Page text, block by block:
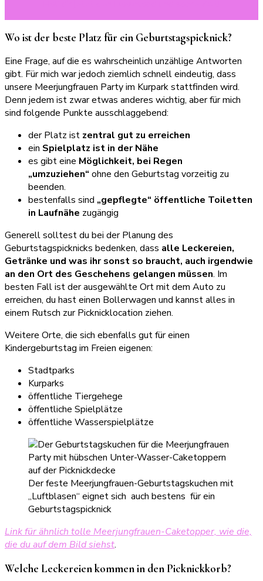
Wo ist der beste Platz für ein Geburtstagspicknick?
Eine Frage, auf die es wahrscheinlich unzählige Antworten
gibt. Für mich war jedoch ziemlich schnell eindeutig, dass
unsere Meerjungfrauen Party im Kurpark stattfinden wird.
Denn jedem ist zwar etwas anderes wichtig, aber für mich
sind folgende Punkte ausschlaggebend:
der Platz ist zentral gut zu erreichen
ein Spielplatz ist in der Nähe
es gibt eine Möglichkeit, bei Regen
„umzuziehen“ ohne den Geburtstag vorzeitig zu
beenden.
bestenfalls sind „gepflegte“ öffentliche Toiletten
in Laufnähe zugängig
Generell solltest du bei der Planung des
Geburtstagspicknicks bedenken, dass alle Leckereien,
Getränke und was ihr sonst so braucht, auch irgendwie
an den Ort des Geschehens gelangen müssen. Im
besten Fall ist der ausgewählte Ort mit dem Auto zu
erreichen, du hast einen Bollerwagen und kannst alles in
einem Rutsch zur Picknicklocation ziehen.
Weitere Orte, die sich ebenfalls gut für einen
Kindergeburtstag im Freien eigenen:
Stadtparks
Kurparks
öffentliche Tiergehege
öffentliche Spielplätze
öffentliche Wasserspielplätze
Der feste Meerjungfrauen-Geburtstagskuchen mit
„Luftblasen“ eignet sich auch bestens für ein
Geburtstagspicknick
Link fürähnlichtolle Meerjungfrauen-Caketopper, wie die,
die du auf dem Bild siehst.
Welche Leckereien kommen in den Picknickkorb?